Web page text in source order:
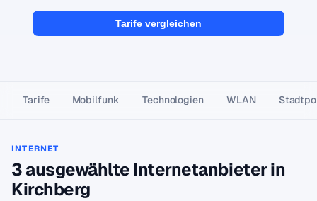
Tarife vergleichen
Tarife Mobilfunk Technologien WLAN
INTERNET
3 ausgewählte Internetanbieter in
Kirchberg